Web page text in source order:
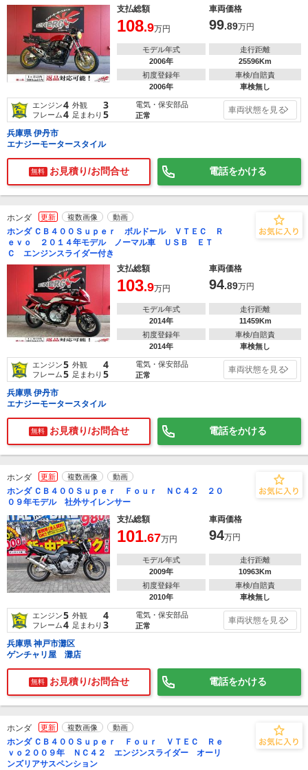
支払総額
車両価格
108.9万円 99.89万円
モデル年式
2006年
走行距離
25596Km
初度登録年
2006年
車検/自賠責
車検無し
エンジン4 外観 3
フレーム4 足まわり 5
電気・保安部品
正常
車両状態を見る
兵庫県 伊丹市
エナジーモータースタイル
無料 お見積り/お問合せ 電話をかける
ホンダ 更新 複数画像 動画
ホンダ ＣＢ４００Ｓｕｐｅｒ ボルドール ＶＴＥＣ Ｒ
ｅｖｏ ２０１４年モデル ノーマル車 ＵＳＢ ＥＴ
Ｃ エンジンスライダー付き
支払総額
車両価格
103.9万円 94.89万円
モデル年式
2014年
走行距離
11459Km
初度登録年
2014年
車検/自賠責
車検無し
エンジン5 外観 4
フレーム5 足まわり 5
電気・保安部品
正常
車両状態を見る
兵庫県 伊丹市
エナジーモータースタイル
無料 お見積り/お問合せ 電話をかける
ホンダ 更新 複数画像 動画
ホンダ ＣＢ４００Ｓｕｐｅｒ Ｆｏｕｒ ＮＣ４２ ２０
０９年モデル 社外サイレンサー
支払総額
車両価格
101.67万円 94万円
モデル年式
2009年
走行距離
10963Km
初度登録年
2010年
車検/自賠責
車検無し
エンジン5 外観 4
フレーム4 足まわり 3
電気・保安部品
正常
車両状態を見る
兵庫県 神戸市灘区
ゲンチャリ屋 灘店
無料 お見積り/お問合せ 電話をかける
ホンダ 更新 複数画像 動画
ホンダ ＣＢ４００Ｓｕｐｅｒ Ｆｏｕｒ ＶＴＥＣ Ｒｅ
ｖｏ２００９年 ＮＣ４２ エンジンスライダー オーリ
ンズリアサスペンション